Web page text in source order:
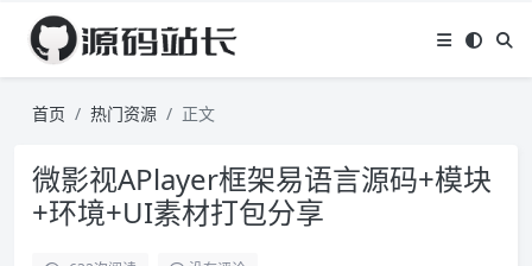
首页 热门资源 正文
微影视APlayer框架易语言源码+模块
+环境+UI素材打包分享